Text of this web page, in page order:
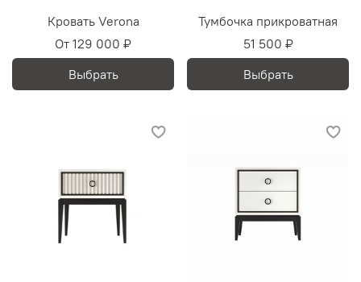
Кровать Verona
От 129 000 ₽
Выбрать
Тумбочка прикроватная
51 500 ₽
Выбрать